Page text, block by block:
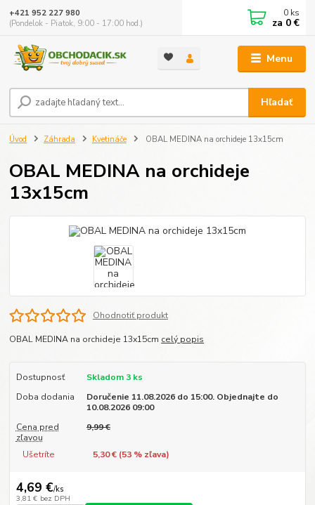
Menu
Hľadať
+421 952 227 980
(Pondelok - Piatok, 9:00 - 17:00 hod.)
0 ks
za 0 €
Úvod Záhrada Kvetináče OBAL MEDINA na orchideje 13x15cm
OBAL MEDINA na orchideje
13x15cm
Ohodnotiť produkt
OBAL MEDINA na orchideje 13x15cm celý popis
Dostupnosť
Skladom 3 ks
Doba dodania
Doručenie 11.08.2026 do 15:00. Objednajte do
10.08.2026 09:00
Cena pred
zľavou
9,99 €
Ušetríte 5,30 € (53% zľava)
4,69 €/ks
3,81 € bez DPH